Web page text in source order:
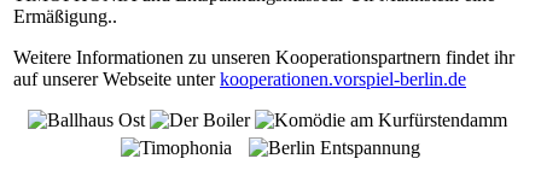
Ermäßigung..
Weitere Informationen zu unseren Kooperationspartnern findet ihr
auf unserer Webseite unterkooperationen.vorspiel-berlin.de